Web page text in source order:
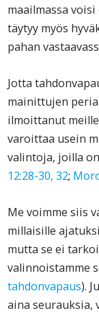
maailmassa
täytyy myös
pahan
Jotta
mainittujen
ilmoittanut
varoittaa usein
valintoja, joilla
12:28-30, 32;
Me voimme siis
millaisille
mutta se ei
valinnoistamme
tahdonvapaus).
aina seurauksia,